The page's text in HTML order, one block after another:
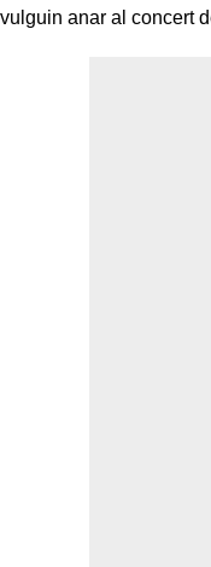
vulguin anar al concert